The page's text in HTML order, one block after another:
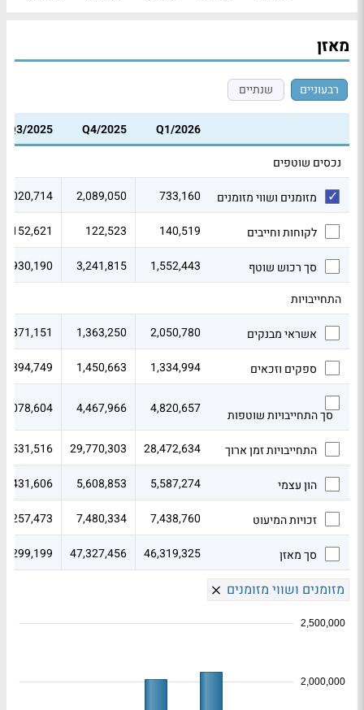
מאזן
רבעוניים שנתיים
Q1/2026
Q4/2025
Q3/2025
נכסים שוטפים
מזומנים ושווי מזומנים 733,160
2,089,050
2,020,714
לקוחות וחייבים 140,519
122,523
152,621
סך רכוש שוטף 1,552,443
3,241,815
2,930,190
התחייבויות
אשראי מבנקים 2,050,780
1,363,250
1,871,151
ספקים וזכאים 1,334,994
1,450,663
1,894,749
סך התחייבויות שוטפות 4,820,657
4,467,966
5,078,604
התחייבויות זמן ארוך 28,472,634
29,770,303
הון עצמי 5,587,274
5,608,853
5,431,606
זכויות המיעוט 7,438,760
7,480,334
7,257,473
סך מאזן 46,319,325
47,327,456
מזומנים ושווי מזומנים
2,000,000
2,500,000